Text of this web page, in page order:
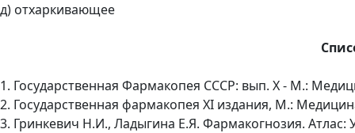
д) отхаркивающее
1. Государственная Фармакопея СССР: вып. Х - М.:
2. Государственная фармакопея ХI издания, М.:
3. Гринкевич Н.И., Ладыгина Е.Я. Фармакогнозия.